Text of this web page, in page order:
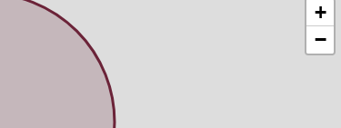
1.80m).
terrasse de plus de 20 m2, idéale pour des repas en
de Collioure, un véritable havre de paix sous
+
−